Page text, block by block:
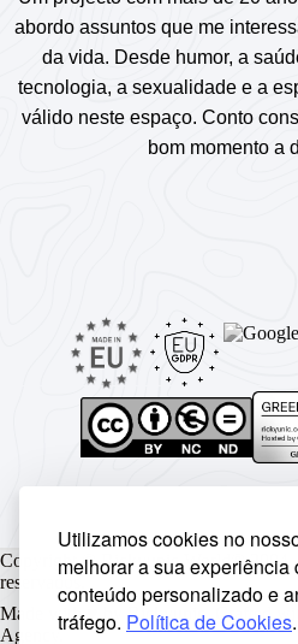
Utilizamos cookies no
melhorar a sua experiência
conteúdo personalizado e
tráfego. Política de Cookies.
abordo assuntos que me
da vida. Desde humor, a
tecnologia, a sexualidade e a
válido neste espaço. Conto
bom momento a
Copyright © Rickyunic World® 2004 -
reservados.
Made with ♥ by Rickyunic . Crafted
Agency .